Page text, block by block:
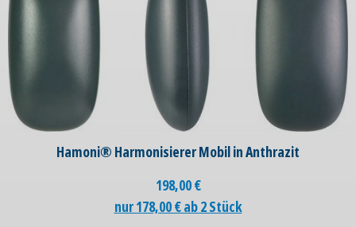
Hamoni® Harmonisierer Mobil in Anthrazit
198,00€
nur 178,00 € ab 2 Stück